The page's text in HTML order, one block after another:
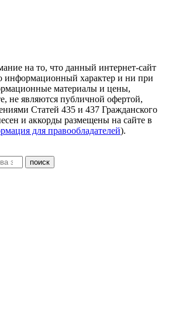
на то, что данный интернет-сайт
информационный характер и ни при
материалы и цены,
не являются публичной офертой,
Статей 435 и 437 Гражданского
и аккорды размещены на сайте в
для правообладателей).